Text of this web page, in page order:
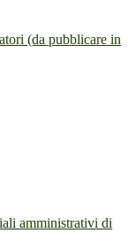
(da pubblicare in
amministrativi di